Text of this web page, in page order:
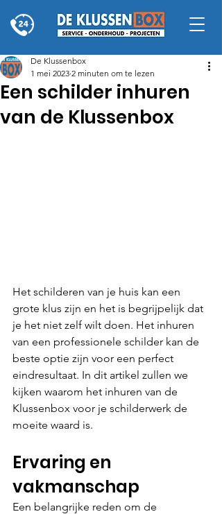
Een schilder inhuren
van de Klussenbox
De Klussenbox
1 mei 2023 2 minuten om te lezen
Het schilderen van je huis kan een
grote klus zijn en het is begrijpelijk dat
je het niet zelf wilt doen. Het inhuren
van een professionele schilder kan de
beste optie zijn voor een perfect
eindresultaat. In dit artikel zullen we
kijken waarom het inhuren van de
Klussenbox voor je schilderwerk de
moeite waard is.
Ervaring en
vakmanschap
Een belangrijke reden om de